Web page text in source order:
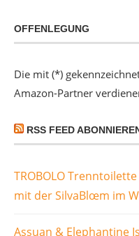
OFFENLEGUNG
Die mit (*)
Amazon-Partner
RSS FEED
TROBOLO
mit der SilvaBlœm im
Assuan & Elephantine